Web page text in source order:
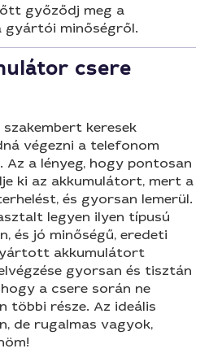
győződj meg a
gyártói minőségről.
csere
keresek
végezni a telefonom
a lényeg, hogy pontosan
ki az akkumulátort, mert a
és gyorsan lemerül.
legyen ilyen típusú
és jó minőségű, eredeti
akkumulátort
gyorsan és tisztán
a csere során ne
többi része. Az ideális
de rugalmas vagyok,